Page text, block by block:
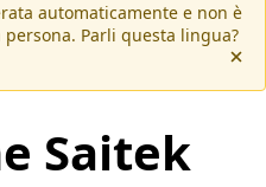
automaticamente e non è
Parli questa lingua?
Saitek